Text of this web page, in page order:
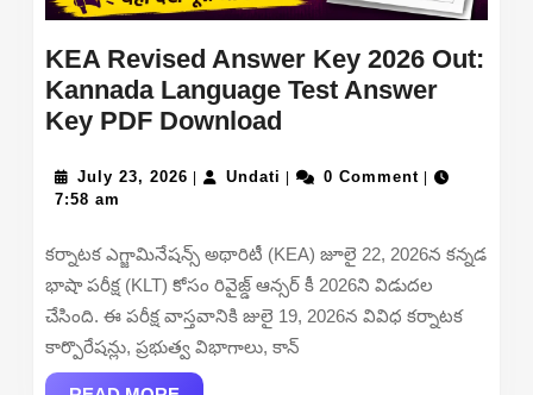
KEA Revised Answer Key 2026 Out:
Kannada Language Test Answer
Key PDF Download
Answer
2026
Out:
Kannada
Language
July 23, 2026 July
Undati Undati0 Comment
7:58 am
కర్నాటక ఎగ్జామినేషన్స్ అథారిటీ (KEA) జూలై 22, 2026న కన్నడ
భాషా పరీక్ష (KLT) కోసం రివైజ్డ్ ఆన్సర్ కీ 2026ని విడుదల
చేసింది. ఈ పరీక్ష వాస్తవానికి జులై 19, 2026న వివిధ కర్నాటక
కార్పొరేషన్లు, ప్రభుత్వ విభాగాలు, కాన్